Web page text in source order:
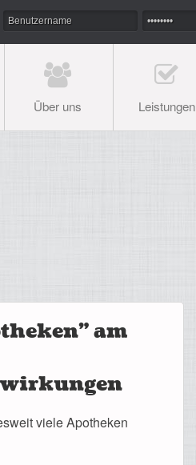
Über uns Leistungen
am
viele Apotheken